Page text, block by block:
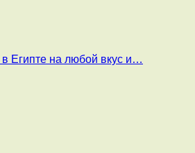
Египте на любой вкус и…